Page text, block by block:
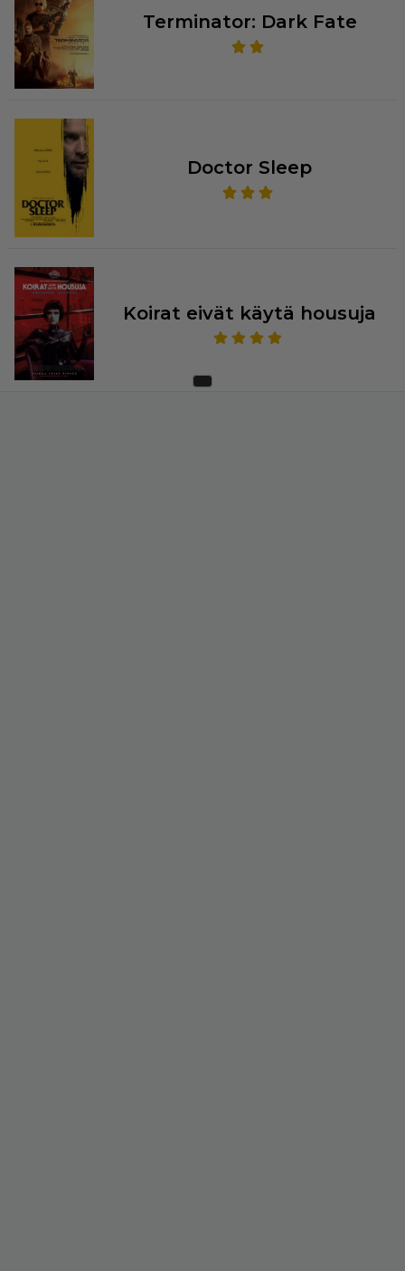
Terminator: Dark Fate
Doctor Sleep
Koirat eivät käytä housuja